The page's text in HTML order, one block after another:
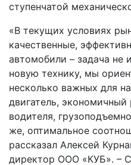
ступенчатой
«В текущих условиях
качественные,
автомобили – задача не
новую технику, мы
несколько важных для
двигатель,
водителя,
же, оптимальное
рассказал Алексей
директор ООО «КУБ». –